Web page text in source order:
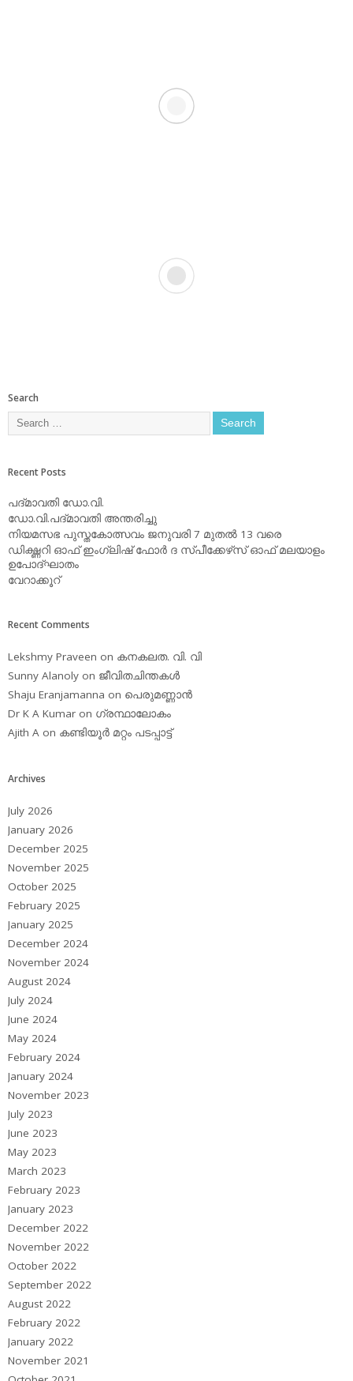
Search
Recent Posts
പദ്മാവതി ഡോ.വി.
ഡോ.വി.പദ്മാവതി അന്തരിച്ചു
നിയമസഭ പുസ്തകോത്സവം ജനുവരി 7 മുതല്‍ 13 വരെ
ഡിക്ഷ്ണറി ഓഫ് ഇംഗ്ലിഷ് ഫോര്‍ ദ സ്പീക്കേഴ്‌സ് ഓഫ് മലയാളം
ഉപോദ്ഘാതം
വേറാക്കൂറ്
Recent Comments
Lekshmy Praveen on കനകലത. വി. വി
Sunny Alanoly on ജീവിതചിന്തകള്‍
Shaju Eranjamanna on പെരുമണ്ണാന്‍
Dr K A Kumar on ഗ്രന്ഥാലോകം
Ajith A on കണ്ടിയൂര്‍ മറ്റം പടപ്പാട്ട്‌
Archives
July 2026
January 2026
December 2025
November 2025
October 2025
February 2025
January 2025
December 2024
November 2024
August 2024
July 2024
June 2024
May 2024
February 2024
January 2024
November 2023
July 2023
June 2023
May 2023
March 2023
February 2023
January 2023
December 2022
November 2022
October 2022
September 2022
August 2022
February 2022
January 2022
November 2021